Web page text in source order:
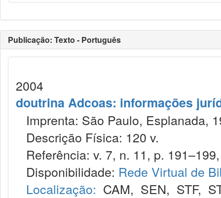
Publicação: Texto - Português
2004
doutrina Adcoas: informações
Imprenta: São Paulo, Esplanada,
Descrição Física: 120 v.
Referência: v. 7, n. 11, p.
Disponibilidade: Rede Virtual de
Localização: CAM, SEN, STF,